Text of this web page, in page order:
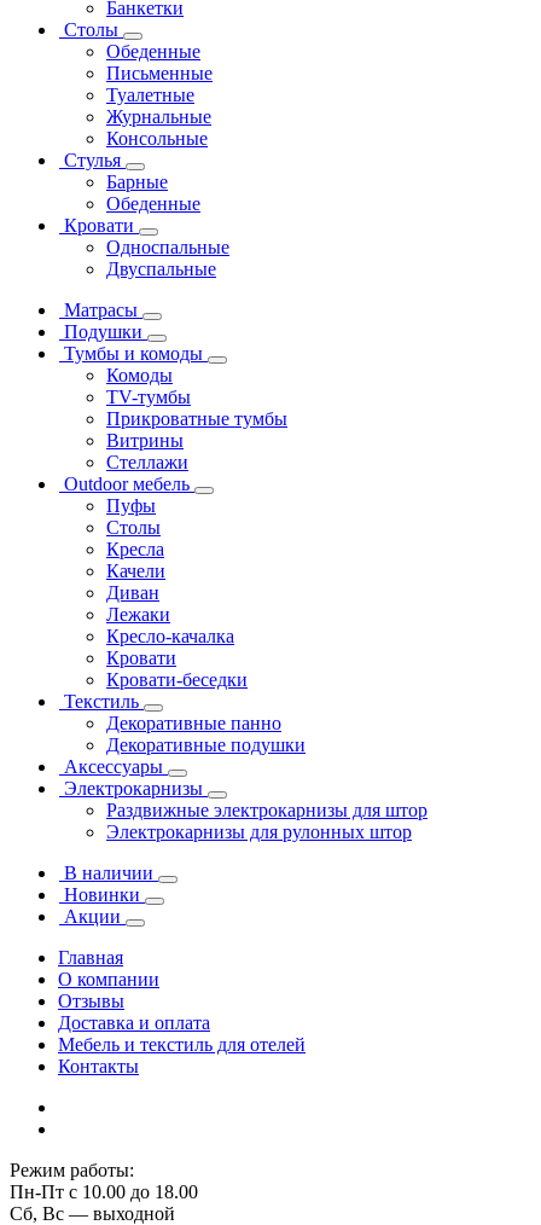
Банкетки
Столы
Обеденные
Письменные
Туалетные
Журнальные
Консольные
Стулья
Барные
Обеденные
Кровати
Односпальные
Двуспальные
Матрасы
Подушки
Тумбы и комоды
Комоды
ТV-тумбы
Прикроватные тумбы
Витрины
Стеллажи
Outdoor мебель
Пуфы
Столы
Кресла
Качели
Диван
Лежаки
Кресло-качалка
Кровати
Кровати-беседки
Текстиль
Декоративные панно
Декоративные подушки
Аксессуары
Электрокарнизы
Раздвижные электрокарнизы для штор
Электрокарнизы для рулонных штор
В наличии
Новинки
Акции
Главная
О компании
Отзывы
Доставка и оплата
Мебель и текстиль для отелей
Контакты
Режим работы:
Пн-Пт с 10.00 до 18.00
Сб, Вс — выходной